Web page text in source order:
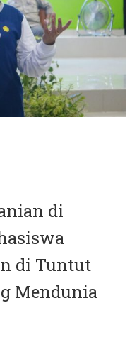
di
di Tuntut
Mendunia